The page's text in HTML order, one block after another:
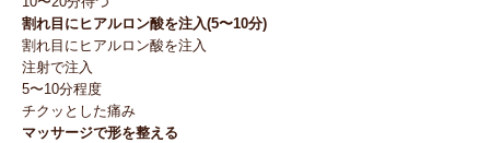
割れ目にヒアルロン酸を注入(5〜10分)
割れ目にヒアルロン酸を注入
注射で注入
5〜10分程度
チクッとした痛み
マッサージで形を整える